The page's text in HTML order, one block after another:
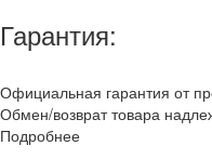
Гарантия:
Официальная гарантия от
Обмен/возврат товара
Подробнее